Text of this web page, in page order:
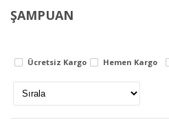
balli
Markalar
POUCH 4*85 G
ŞAMPUAN
Ücretsiz Kargo Hemen Kargo